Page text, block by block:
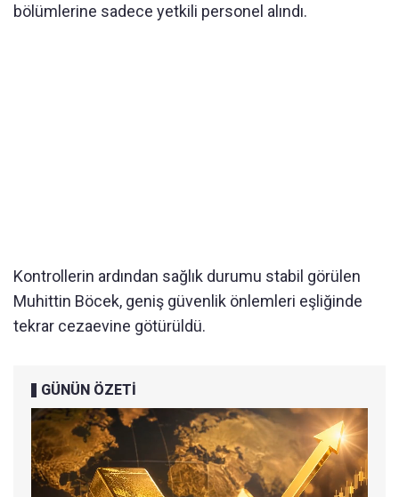
bölümlerine sadece yetkili personel al ındı.
Kontrollerin ardından sağlık durumu stabil görülen
Muhittin Böcek, geniş güvenlik önlemleri eşliğinde
tekrar cezaevine götürüldü.
GÜNÜN ÖZETİ